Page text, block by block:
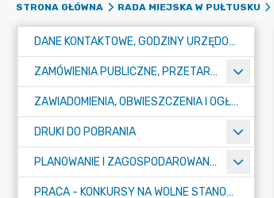
STRONA GŁÓWNA RADA MIEJSKA W PUŁTUSKU
DANE KONTAKTOWE, GODZINY URZĘDOWANIA I NUMER KONTA BANKOWEGO
ZAMÓWIENIA PUBLICZNE, PRZETARGI, KONKURSY
ZAWIADOMIENIA, OBWIESZCZENIA I OGŁOSZENIA
DRUKI DO POBRANIA
PLANOWANIE I ZAGOSPODAROWANIE PRZESTRZENNE
PRACA - KONKURSY NA WOLNE STANOWISKA